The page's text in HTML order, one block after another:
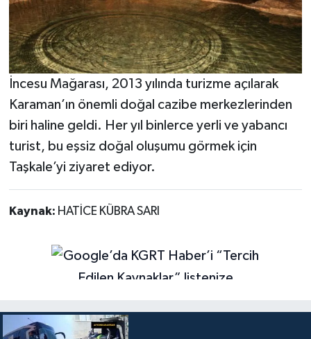
İncesu Mağarası, 2013 yılında turizme açılarak
Karaman’ın önemli doğal cazibe merkezlerinden
biri haline geldi. Her yıl binlerce yerli ve yabancı
turist, bu eşsiz doğal oluşumu görmek için
Taşkale’yi ziyaret ediyor.
Kaynak: HATİCE KÜBRA SARI